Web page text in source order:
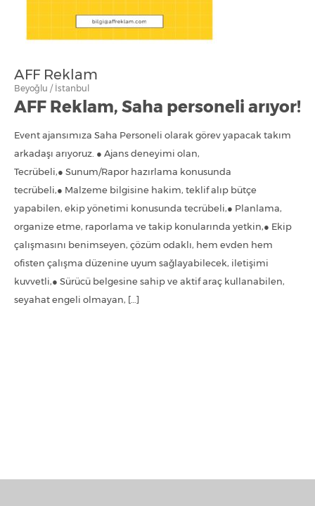
AFF Reklam
Beyoğlu / İstanbul
AFF Reklam, Saha personeli arıyor!
Event ajansımıza Saha Personeli olarak görev yapacak takım
arkadaşı arıyoruz. ● Ajans deneyimi olan,
Tecrübeli,● Sunum/Rapor hazırlama konusunda
tecrübeli,● Malzeme bilgisine hakim, teklif alıp bütçe
yapabilen, ekip yönetimi konusunda tecrübeli,● Planlama,
organize etme, raporlama ve takip konularında yetkin,● Ekip
çalışmasını benimseyen, çözüm odaklı, hem evden hem
ofisten çalışma düzenine uyum sağlayabilecek, iletişimi
kuvvetli,● Sürücü belgesine sahip ve aktif araç kullanabilen,
seyahat engeli olmayan, […]